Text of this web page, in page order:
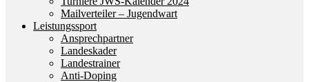
Mailverteiler – Jugendwart
Leistungssport
Ansprechpartner
Landeskader
Landestrainer
Anti-Doping